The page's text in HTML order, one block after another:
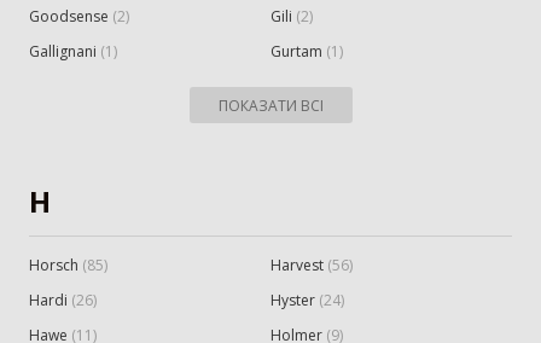
Обмотувальник рулонів
Прес для силосу
Система зрошування
Goodsense (2) Gili (2)
Gallignani (1) Gurtam (1)
ПОКАЗАТИ ВСІ
H
Horsch (85) Harvest (56)
Hardi (26) Hyster (24)
Hawe (11) Holmer (9)